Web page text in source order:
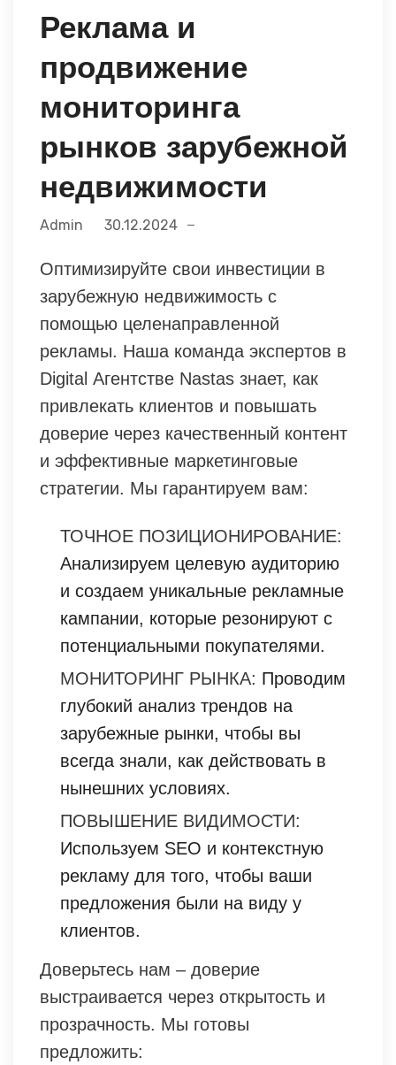
Реклама и
продвижение
мониторинга
рынков зарубежной
недвижимости
Admin 30.12.2024
Оптимизируйте свои инвестиции в
зарубежную недвижимость с
помощью целенаправленной
рекламы. Наша команда экспертов в
Digital Агентстве Nastas знает, как
привлекать клиентов и повышать
доверие через качественный контент
и эффективные маркетинговые
стратегии. Мы гарантируем вам:
ТОЧНОЕ ПОЗИЦИОНИРОВАНИЕ:
Анализируем целевую аудиторию
и создаем уникальные рекламные
кампании, которые резонируют с
потенциальными покупателями.
МОНИТОРИНГ РЫНКА: Проводим
глубокий анализ трендов на
зарубежные рынки, чтобы вы
всегда знали, как действовать в
нынешних условиях.
ПОВЫШЕНИЕ ВИДИМОСТИ:
Используем SEO и контекстную
рекламу для того, чтобы ваши
предложения были на виду у
клиентов.
Доверьтесь нам – доверие
выстраивается через открытость и
прозрачность. Мы готовы
предложить: